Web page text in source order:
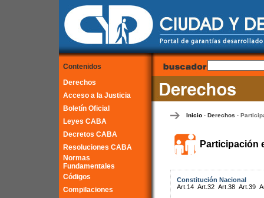
Contenidos
Derechos
Acceso a la Justicia
Boletín Oficial
Leyes CABA
Decretos CABA
Resoluciones CABA
Normas
Fundamentales
Códigos
Compilaciones
Inicio- Derechos -
Participación
Constitución Nacional
Art.14 Art.32 Art.38 Art.39